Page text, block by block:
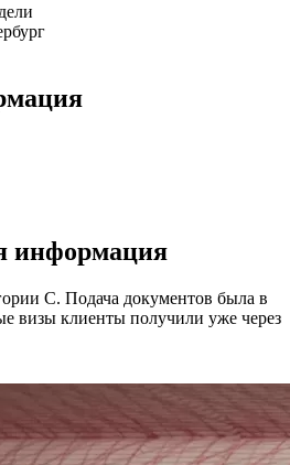
информация
С. Подача документов была в
визы клиенты получили уже через